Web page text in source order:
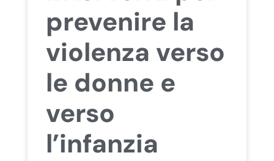
prevenire la
violenza verso
le donne e
verso
l’infanzia